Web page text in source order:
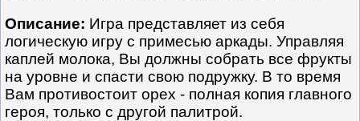
Описание: Игра представляет из себя
логическую игру с примесью аркады. Управляя
каплей молока, Вы должны собрать все фрукты
на уровне и спасти свою подружку. В то время
Вам противостоит орех - полная копия главного
героя, только с другой палитрой.